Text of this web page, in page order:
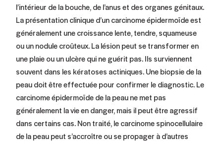
l’intérieur de la bouche, de l’anus et des organes génitaux.
La présentation clinique d’un carcinome épidermoïde est
généralement une croissance lente, tendre, squameuse
ou un nodule croûteux. La lésion peut se transformer en
une plaie ou un ulcère qui ne guérit pas. Ils surviennent
souvent dans les kératoses actiniques. Une biopsie de la
peau doit être effectuée pour confirmer le diagnostic. Le
carcinome épidermoïde de la peau ne met pas
généralement la vie en danger, mais il peut être agressif
dans certains cas. Non traité, le carcinome spinocellulaire
de la peau peut s’accroître ou se propager à d’autres